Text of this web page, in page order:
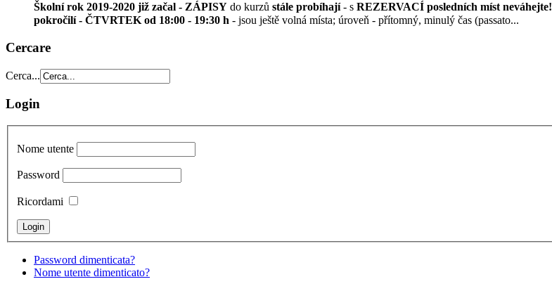
Školní rok 2019-2020 již začal - ZÁPISY do kurzů stále probíhají- s REZERVACÍ posledních míst neváhejte!
pokročilí - ČTVRTEK od 18:00 - 19:30 h - jsou ještě volná místa; úroveň - přítomný, minulý čas (passato...
Cercare
Cerca...
Login
Nome utente
Password
Ricordami
Password dimenticata?
Nome utente dimenticato?